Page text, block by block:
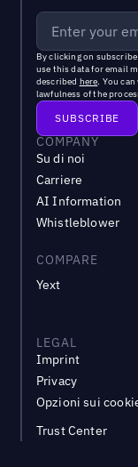
By clicking on
use this data for email
described here. You
lawfulness of the
COMPANY
Su di noi
Carriere
AI Information
Whistleblower
COMPARE
Yext
LEGAL
Imprint
Privacy
Opzioni sui
Trust Center